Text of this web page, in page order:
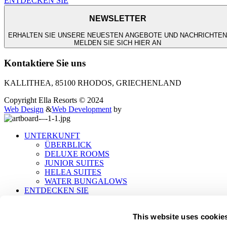
This website uses
NEWSLETTER
ERHALTEN SIE UNSERE NEUESTEN ANGEBOTE UND NACHRICHTEN
MELDEN SIE SICH HIER AN
Kontaktiere Sie uns
KALLITHEA, 85100 RHODOS, GRIECHENLAND
Copyright Ella Resorts © 2024
Web Design &Web Development by
UNTERKUNFT
ÜBERBLICK
DELUXE ROOMS
JUNIOR SUITES
HELEA SUITES
WATER BUNGALOWS
ENTDECKEN SIE